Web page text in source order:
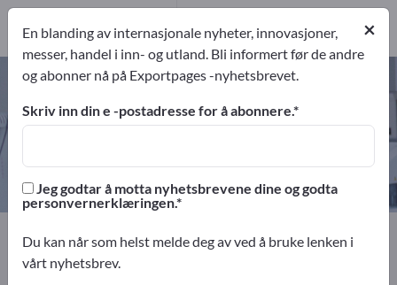
Laboratorieinstallasjone – finn
produsenter og leverandører
10
10
Exportpages
Medisin og laboratorium
Laboratorieinstallasjone
×
En blanding av internasjonale nyheter, innovasjoner,
messer, handel i inn- og utland. Bli informert før de andre
og abonner nå på Exportpages -nyhetsbrevet.
Skriv inn din e -postadresse for å abonnere.
Jeg godtar å motta nyhetsbrevene dine og godta
personvernerklæringen.
Du kan når som helst melde deg av ved å bruke lenken i
vårt nyhetsbrev.